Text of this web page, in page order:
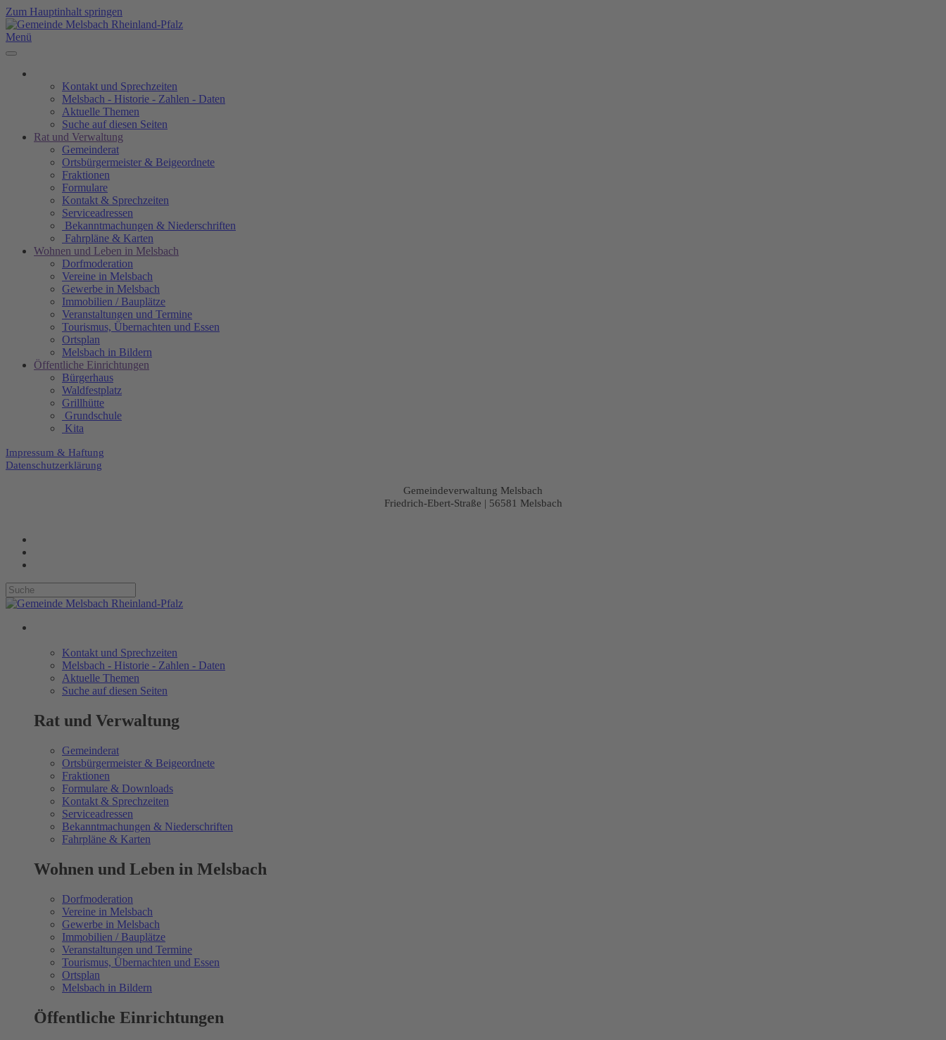
Zum Hauptinhalt springen
Menü
Kontakt und Sprechzeiten
Melsbach - Historie - Zahlen - Daten
Aktuelle Themen
Suche auf diesen Seiten
Rat und Verwaltung
Gemeinderat
Ortsbürgermeister & Beigeordnete
Fraktionen
Formulare
Kontakt & Sprechzeiten
Serviceadressen
Bekanntmachungen & Niederschriften
Fahrpläne & Karten
Wohnen und Leben in Melsbach
Dorfmoderation
Vereine in Melsbach
Gewerbe in Melsbach
Immobilien / Bauplätze
Veranstaltungen und Termine
Tourismus, Übernachten und Essen
Ortsplan
Melsbach in Bildern
Öffentliche Einrichtungen
Bürgerhaus
Waldfestplatz
Grillhütte
Grundschule
Kita
Impressum & Haftung
Datenschutzerklärung
Gemeindeverwaltung Melsbach
Friedrich-Ebert-Straße | 56581 Melsbach
Kontakt und Sprechzeiten
Melsbach - Historie - Zahlen - Daten
Aktuelle Themen
Suche auf diesen Seiten
Rat und Verwaltung
Gemeinderat
Ortsbürgermeister & Beigeordnete
Fraktionen
Formulare & Downloads
Kontakt & Sprechzeiten
Serviceadressen
Bekanntmachungen & Niederschriften
Fahrpläne & Karten
Wohnen und Leben in Melsbach
Dorfmoderation
Vereine in Melsbach
Gewerbe in Melsbach
Immobilien / Bauplätze
Veranstaltungen und Termine
Tourismus, Übernachten und Essen
Ortsplan
Melsbach in Bildern
Öffentliche Einrichtungen